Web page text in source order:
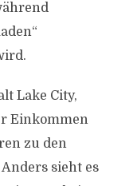
Lake City,
Einkommen
zu den
sieht es